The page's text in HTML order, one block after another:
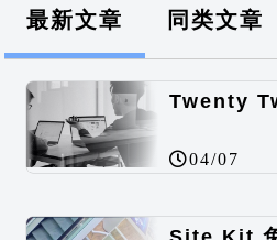
最新文章 同类文章
04/07